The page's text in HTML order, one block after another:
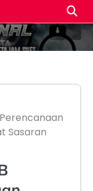
Beranda
Sasaran